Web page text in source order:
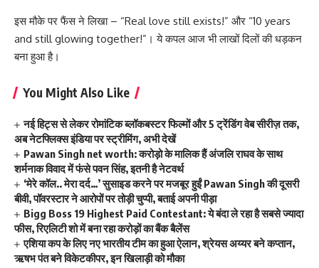
इस मौके पर फैंस ने लिखा – “Real love still exists!” और “10 years
and still glowing together!”। ये कपल आज भी लाखों दिलों की धड़कन
बना हुआ है।
You Might Also Like
नई हिट्स से लेकर रोमांटिक ब्लॉकबस्टर फिल्मों और 5 ट्रेंडिंग वेब सीरीज़ तक,
अब नेटफ्लिक्स इंडिया पर स्ट्रीमिंग, अभी देखें
Pawan Singh net worth: करोड़ो के मालिक हैं अंजलि राघव के साथ
शर्मनाक विवाद में फंसे पवन सिंह, इतनी है नेटवर्थ
‘मेरे कॉल.. मेरा दर्द…’ सुसाइड करने पर मजबूर हुईं Pawan Singh की दूसरी
बीवी, पॉवरस्टार ने आरोपों पर तोड़ी चुप्पी, बताई अपनी पीड़ा
Bigg Boss 19 Highest Paid Contestant: ये बंदा ले रहा है सबसे ज्यादा
फीस, रिएलिटी शो में बना रहा करोड़ों का बैंक बैलेंस
एशिया कप के लिए नए भारतीय टीम का हुआ ऐलान, श्रेयस अय्यर बने कप्तान,
ऋषभ पंत बने विकेटकीपर, इन खिलाड़ी को मौका